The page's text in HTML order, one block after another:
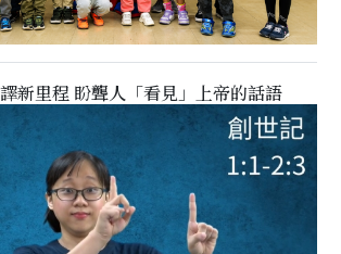
新里程 盼聾人「看見」上帝的話語